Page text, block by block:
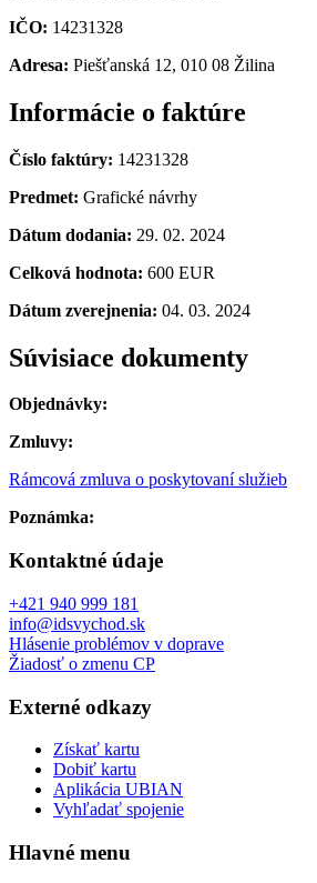
IČO: 14231328
Adresa: Piešťanská 12, 010 08 Žilina
Informácie o faktúre
Číslo faktúry: 14231328
Predmet: Grafické návrhy
Dátum dodania: 29. 02. 2024
Celková hodnota: 600 EUR
Dátum zverejnenia: 04. 03. 2024
Súvisiace dokumenty
Objednávky:
Zmluvy:
Rámcová zmluva o poskytovaní služieb
Poznámka:
Kontaktné údaje
+421 940 999 181
info@idsvychod.sk
Hlásenie problémov v doprave
Žiadosť o zmenu CP
Externé odkazy
Získať kartu
Dobiť kartu
Aplikácia UBIAN
Vyhľadať spojenie
Hlavné menu